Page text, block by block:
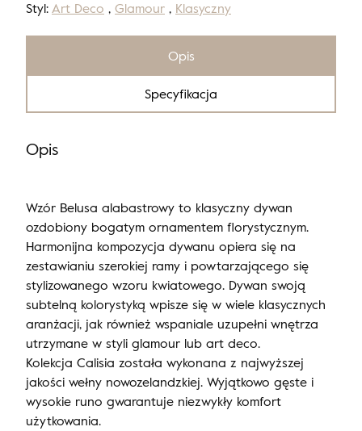
Styl:Art Deco , Glamour , Klasyczny
Opis
Specyfikacja
Opis
Wzór Belusa alabastrowy to klasyczny dywan
ozdobiony bogatym ornamentem florystycznym.
Harmonijna kompozycja dywanu opiera się na
zestawianiu szerokiej ramy i powtarzającego się
stylizowanego wzoru kwiatowego. Dywan swoją
subtelną kolorystyką wpisze się w wiele klasycznych
aranżacji, jak również wspaniale uzupełni wnętrza
utrzymane w styli glamour lub art deco.
Kolekcja Calisia została wykonana z najwyższej
jakości wełny nowozelandzkiej. Wyjątkowo gęste i
wysokie runo gwarantuje niezwykły komfort
użytkowania.